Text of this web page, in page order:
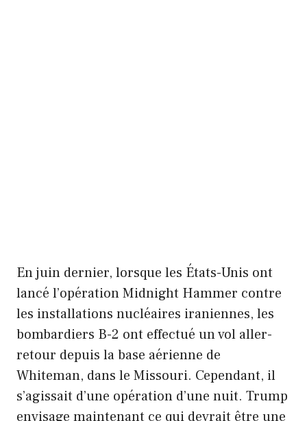
En juin dernier, lorsque les États-Unis ont
lancé l’opération Midnight Hammer contre
les installations nucléaires iraniennes, les
bombardiers B-2 ont effectué un vol aller-
retour depuis la base aérienne de
Whiteman, dans le Missouri. Cependant, il
s’agissait d’une opération d’une nuit. Trump
envisage maintenant ce qui devrait être une